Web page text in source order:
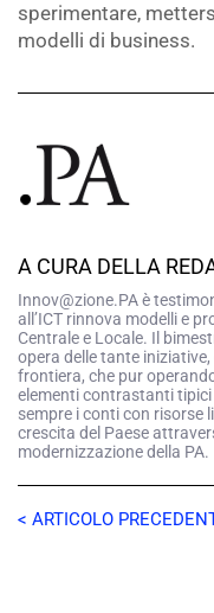
sperimentare,
modelli di business.
A CURA DELLA
Innov@zione.PA è
all’ICT rinnova modelli e
Centrale e Locale. Il
opera delle tante
frontiera, che pur
elementi contrastanti
sempre i conti con risorse
crescita del Paese
modernizzazione della PA.
< ARTICOLO